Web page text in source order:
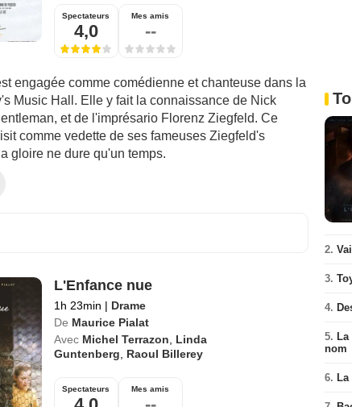
Spectateurs
4,0
Mes amis
--
engagée comme comédienne et chanteuse dans la
Music Hall. Elle y fait la connaissance de Nick
et de l'imprésario Florenz Ziegfeld. Ce
comme vedette de ses fameuses Ziegfeld's
gloire ne dure qu'un temps.
L'Enfance nue
1h 23min | Drame
De Maurice Pialat
Avec Michel Terrazon
Linda
Guntenberg
Raoul Billerey
Spectateurs Mes amis
2.
3.
4.
5.
nom
6.